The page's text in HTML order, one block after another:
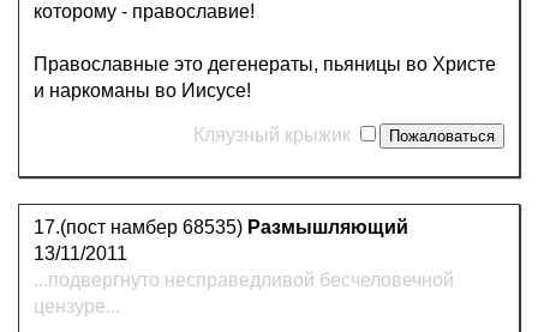
которому - православие!
Православные это дегенераты, пьяницы во Христе
и наркоманы во Иисусе!
Кляузный крыжик
17.(пост намбер 68535) Размышляющий
13/11/2011
...подвергнуто несправедливой бесчеловечной
цензуре...